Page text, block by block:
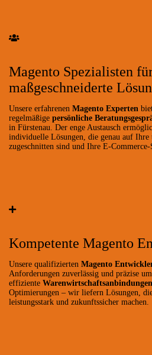
Magento Spezialisten
maßgeschneiderte
Unsere erfahrenen Magento Experten
regelmäßige persönliche
in Fürstenau. Der enge Austausch
individuelle Lösungen, die genau auf Ihre
zugeschnitten sind und Ihre E-
Kompetente Magento
Unsere qualifizierten Magento
Anforderungen zuverlässig und präzise
effiziente Warenwirtschaftsanbindungen
Optimierungen – wir liefern Lösungen,
leistungsstark und zukunftssicher machen.